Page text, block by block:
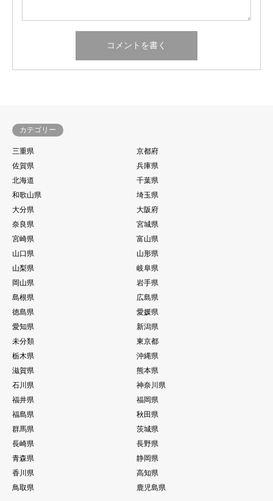
カテゴリー
三重県
京都府
佐賀県
兵庫県
北海道
千葉県
和歌山県
埼玉県
大分県
大阪府
奈良県
宮城県
宮崎県
富山県
山口県
山形県
山梨県
岐阜県
岡山県
岩手県
島根県
広島県
徳島県
愛媛県
愛知県
新潟県
未分類
東京都
栃木県
沖縄県
滋賀県
熊本県
石川県
神奈川県
福井県
福岡県
福島県
秋田県
群馬県
茨城県
長崎県
長野県
青森県
静岡県
香川県
高知県
鳥取県
鹿児島県